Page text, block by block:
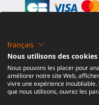
©2016-2026 -
Expédition et
français
Nous utilisons des cookies
Nous pouvons les placer pour
améliorer notre site Web,
vivre une expérience
que nous utilisons, ouvrez les